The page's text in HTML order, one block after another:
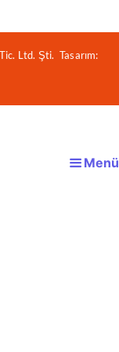
Ltd. Şti. Tasarım:
Menü